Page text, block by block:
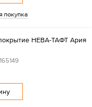
покупка
НЕВА-ТАФТ Ария